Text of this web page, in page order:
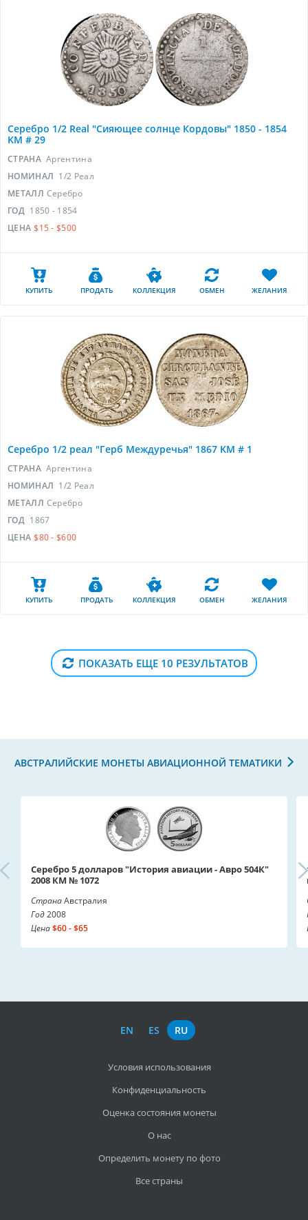
Серебро 1/2 Real "Сияющее солнце Кордовы" 1850 - 1854
KM # 29
СТРАНА Аргентина
НОМИНАЛ 1/2 Реал
МЕТАЛЛ Серебро
ГОД 1850 - 1854
ЦЕНА $15 - $500
КУПИТЬ ПРОДАТЬ КОЛЛЕКЦИЯ ОБМЕН ЖЕЛАНИЯ
Серебро 1/2 реал "Герб Междуречья" 1867 KM # 1
СТРАНА Аргентина
НОМИНАЛ 1/2 Реал
МЕТАЛЛ Серебро
ГОД 1867
ЦЕНА $80 - $600
КУПИТЬ ПРОДАТЬ КОЛЛЕКЦИЯ ОБМЕН ЖЕЛАНИЯ
ПОКАЗАТЬ ЕЩЕ 10 РЕЗУЛЬТАТОВ
АВСТРАЛИЙСКИЕ МОНЕТЫ АВИАЦИОННОЙ ТЕМАТИКИ
Серебро 5 долларов "История авиации - Авро 504К"
2008 КМ № 1072
СтранаАвстралия
Год2008
Цена$60 - $65
EN ES RU
Условия использования
Конфиденциальность
Оценка состояния монеты
О нас
Определить монету по фото
Все страны